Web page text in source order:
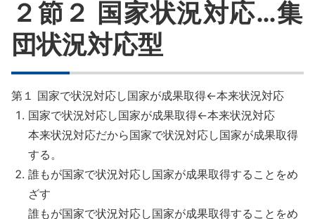
２節２ 国家状況対応…集
団状況対応型
第１ 国家で状況対応し国家が成果取得←本来状況対応
国家で状況対応し国家が成果取得←本来状況対応
本来状況対応だから国家で状況対応し国家が成果取得
する。
誰もが国家で状況対応し国家が成果取得することをめ
ざす
誰もが国家で状況対応し国家が成果取得することをめ